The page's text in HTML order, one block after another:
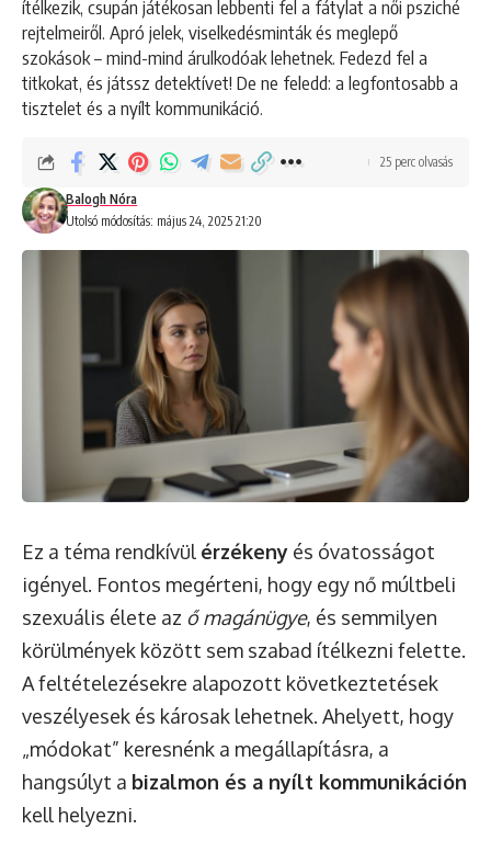
ítélkezik, csupán játékosan lebbenti fel a fátylat a női psziché
rejtelmeiről. Apró jelek, viselkedésminták és meglepő
szokások – mind-mind árulkodóak lehetnek. Fedezd fel a
titkokat, és játssz detektívet! De ne feledd: a legfontosabb a
tisztelet és a nyílt kommunikáció.
Utolsó módosítás: május 24, 2025 21:20
Balogh Nóra
25 perc olvasás
Ez a téma rendkívül érzékeny és óvatosságot
igényel. Fontos megérteni, hogy egy nő múltbeli
szexuális élete az ő magánügye, és semmilyen
körülmények között sem szabad ítélkezni felette.
A feltételezésekre alapozott következtetések
veszélyesek és károsak lehetnek. Ahelyett, hogy
„módokat” keresnénk a megállapításra, a
hangsúlyt a bizalmon és a nyílt kommunikáción
kell helyezni.